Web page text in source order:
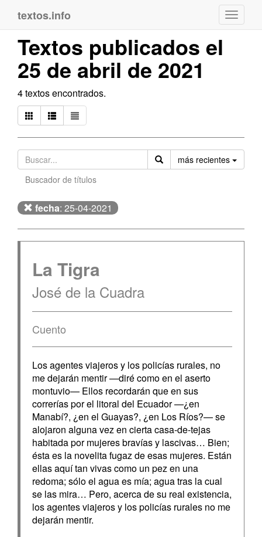
textos.info
Textos publicados el
25 de abril de 2021
4 textos encontrados.
más recientes
Buscador de títulos
fecha: 25-04-2021
La Tigra
José de la Cuadra
Cuento
Los agentes viajeros y los policías rurales, no
me dejarán mentir —diré como en el aserto
montuvio— Ellos recordarán que en sus
correrías por el litoral del Ecuador —¿en
Manabí?, ¿en el Guayas?, ¿en Los Ríos?— se
alojaron alguna vez en cierta casa-de-tejas
habitada por mujeres bravías y lascivas… Bien;
ésta es la novelita fugaz de esas mujeres. Están
ellas aquí tan vivas como un pez en una
redoma; sólo el agua es mía; agua tras la cual
se las mira… Pero, acerca de su real existencia,
los agentes viajeros y los policías rurales no me
dejarán mentir.